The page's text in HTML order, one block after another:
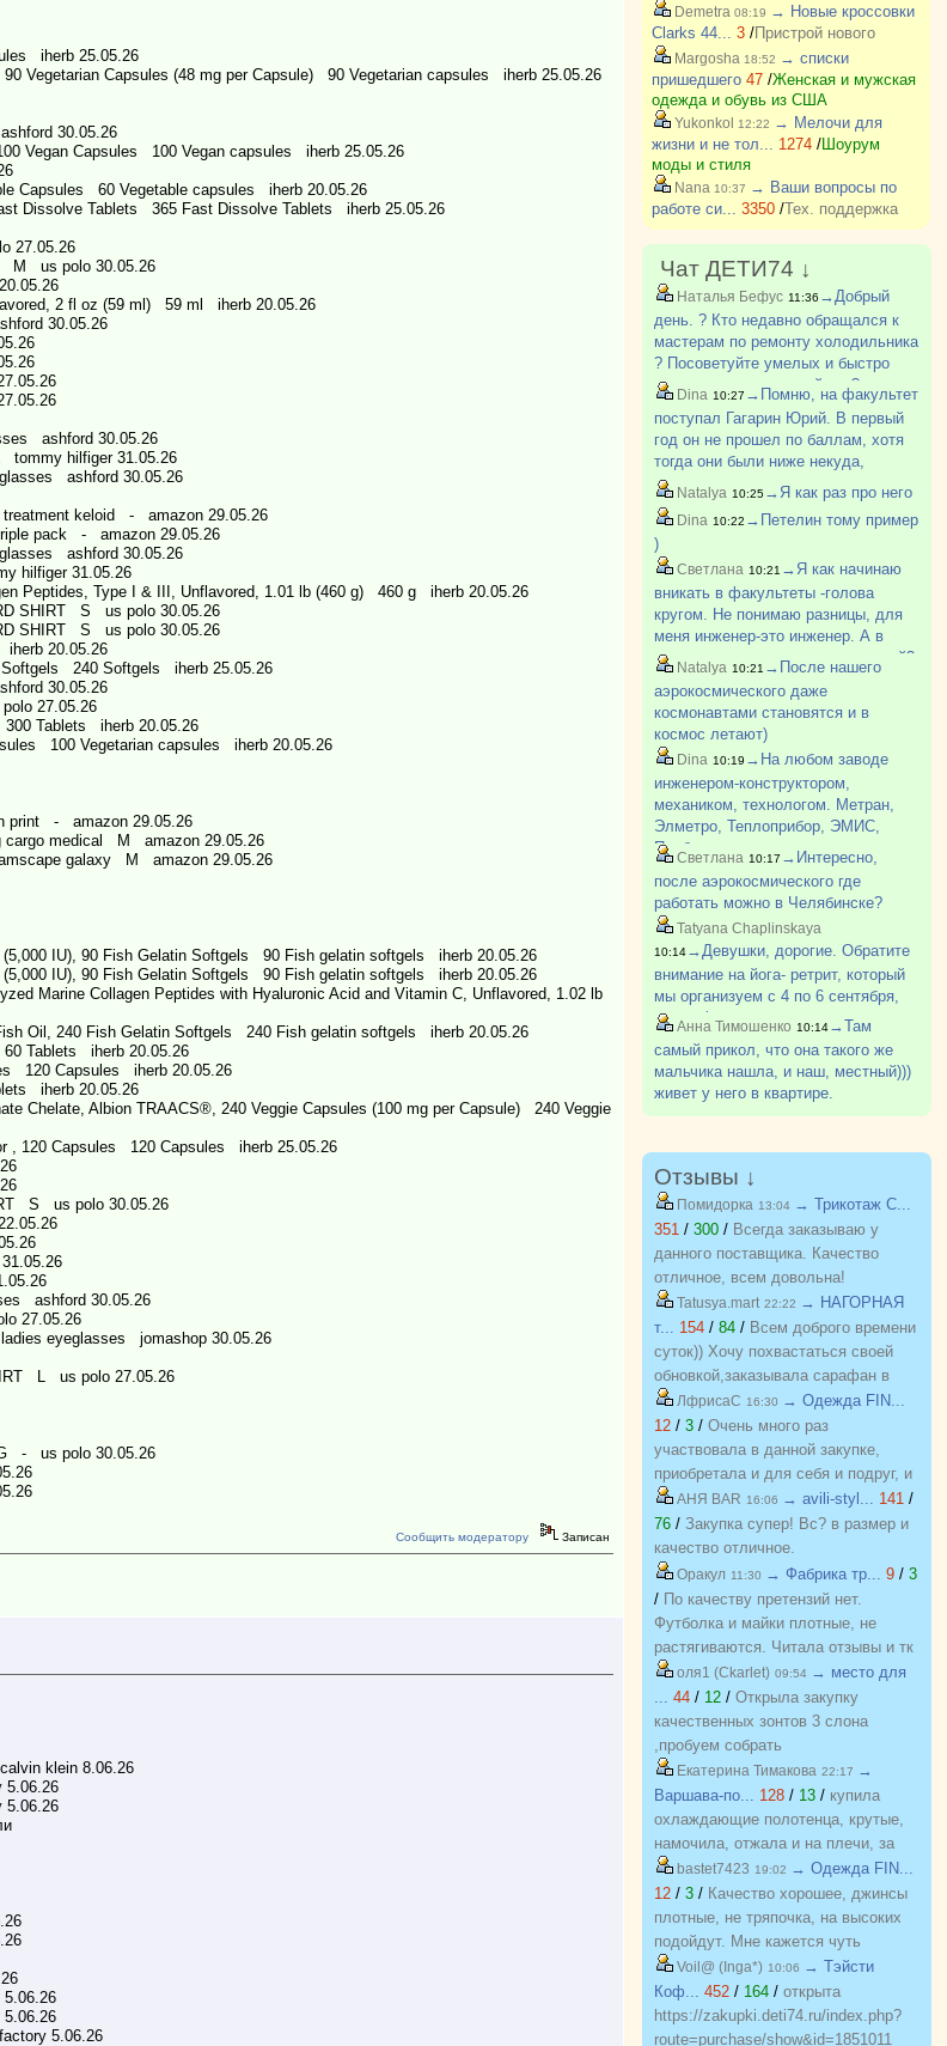
iherb 25.05.26
Vegetarian Capsules (48 mg per Capsule) 90 Vegetarian capsules iherb 25.05.26
30.05.26
Vegan Capsules 100 Vegan capsules iherb 25.05.26
Capsules 60 Vegetable capsules iherb 20.05.26
Dissolve Tablets 365 Fast Dissolve Tablets iherb 25.05.26
27.05.26
M us polo 30.05.26
2 fl oz (59 ml) 59 ml iherb 20.05.26
30.05.26
ashford 30.05.26
hilfiger 31.05.26
ashford 30.05.26
treatment keloid - amazon 29.05.26
pack - amazon 29.05.26
ashford 30.05.26
hilfiger 31.05.26
Peptides, Type I & III, Unflavored, 1.01 lb (460 g) 460 g iherb 20.05.26
SHIRT S us polo 30.05.26
SHIRT S us polo 30.05.26
20.05.26
Softgels 240 Softgels iherb 25.05.26
30.05.26
27.05.26
Tablets iherb 20.05.26
100 Vegetarian capsules iherb 20.05.26
print - amazon 29.05.26
cargo medical М amazon 29.05.26
galaxy М amazon 29.05.26
IU), 90 Fish Gelatin Softgels 90 Fish gelatin softgels iherb 20.05.26
IU), 90 Fish Gelatin Softgels 90 Fish gelatin softgels iherb 20.05.26
Marine Collagen Peptides with Hyaluronic Acid and Vitamin C, Unflavored, 1.02 lb
Oil, 240 Fish Gelatin Softgels 240 Fish gelatin softgels iherb 20.05.26
Tablets iherb 20.05.26
120 Capsules iherb 20.05.26
iherb 20.05.26
Chelate, Albion TRAACS®, 240 Veggie Capsules (100 mg per Capsule) 240 Veggie
, 120 Capsules 120 Capsules iherb 25.05.26
S us polo 30.05.26
ashford 30.05.26
27.05.26
eyeglasses jomashop 30.05.26
L us polo 27.05.26
- us polo 30.05.26
Сообщить модератору Записан
klein 8.06.26
5.06.26
Demetra 08:19 → Новые кроссовки
Clarks 44... 3/Пристрой нового
Margosha 18:52 → списки
пришедшего 47/Женская и мужская
одежда и обувь из США
Yukonkol 12:22 → Мелочи для
жизни и не тол... 1274/Шоурум
моды и стиля
Nana 10:37 → Ваши вопросы по
работе си... 3350/Тех. поддержка
Чат ДЕТИ74 ↓
Наталья Бефус 11:36 →Добрый
день. ? Кто недавно обращался к
мастерам по ремонту холодильника
? Посоветуйте умелых и быстро
приезжающих пожалуйста ?
Dina 10:27 →Помню, на факультет
поступал Гагарин Юрий. В первый
год он не прошел по баллам, хотя
тогда они были ниже некуда,
наверно самые низкие во всем
ЮУрГу. Вроде позже поступил, но
не знаю, окончил или нет
Natalya 10:25→Я как раз про него
Dina 10:22 →Петелин тому пример
)
Светлана 10:21 →Я как начинаю
вникать в факультеты -голова
кругом. Не понимаю разницы, для
меня инженер-это инженер. А в
каждом вузе столько направлений?
Natalya 10:21 →После нашего
аэрокосмического даже
космонавтами становятся и в
космос летают)
Dina 10:19 →На любом заводе
инженером-конструктором,
механиком, технологом. Метран,
Элметро, Теплоприбор, ЭМИС,
Прибор и тп
Светлана 10:17 →Интересно,
после аэрокосмического где
работать можно в Челябинске?
Tatyana Chaplinskaya
10:14→Девушки, дорогие. Обратите
внимание на йога- ретрит, который
мы организуем с 4 по 6 сентября,
вся информация в рубрике
Болталка . В возрасте "бабьего
лета", важно не только физическое,
но и ментальное здоровье.Мы
будем?
Анна Тимошенко 10:14→Там
самый прикол, что она такого же
мальчика нашла, и наш, местный)))
живет у него в квартире.
Отзывы ↓
Помидорка 13:04 → Трикотаж C...
351 / 300 / Всегда заказываю у
данного поставщика. Качество
отличное, всем довольна!
Tatusya.mart 22:22 → НАГОРНАЯ
т... 154 / 84 / Всем доброго времени
суток)) Хочу похвастаться своей
обновкой,заказывала сарафан в
закупке (Нагорная трикотаж) и
осталась в полном восторге от
качества)) Соответствие
размерности и качество Выше
всяких похвал))
ЛфрисаС 16:30 → Одежда FIN...
12 / 3 / Очень много раз
участвовала в данной закупке,
приобретала и для себя и подруг, и
джинсы, и джемпера, и платья, и
блузки, вещи качественные,
соответствуют размеру и
описанию, организатор умничка
всегда оперативно отвечает, с
удовольствием буду участвовать
еще!
АНЯ BAR 16:06 → avili-styl... 141 /
76 / Закупка супер! Вс? в размер и
качество отличное.
Оракул 11:30 → Фабрика тр... 9 / 3
/ По качеству претензий нет.
Футболка и майки плотные, не
растягиваются. Читала отзывы и тк
люблю не в облипку вещи, на свой
46р-р заказала все вещи 48, все
равно получилось в облипку, и на
мой взгляд на рост 165-168
женский, у меня 173 мне
коротковато, но ношу все вещи с
юбками не заправляя.
оля1 (Ckarlet) 09:54 → место для
... 44 / 12 / Открыла закупку
качественных зонтов 3 слона
,пробуем собрать
https://zakupki.deti74.ru/index.php?
route=purchase/show&id=1851321
Екатерина Тимакова 22:17 →
Варшава-по... 128 / 13 / купила
охлаждающие полотенца, крутые,
намочила, отжала и на плечи, за
счет сетчатого переплетения при
малейшем дуновении ветерка идет
приятное охлаждение. Мне очень
понравилось, рекомендую.
Отличные полотенца, мяконькие,
хорошо впитывают. Спасибо за
подарочек и что получилось учесть
пожелания по цвету!!! Отличный
bastet7423 19:02 → Одежда FIN...
12 / 3 / Качество хорошее, джинсы
плотные, не тряпочка, на высоких
подойдут. Мне кажется чуть
маломерят, для определения с
размером заказывала на вб. Мне 31
размер подошел на об 94, есть
небольшой запас, в талии чуть
Voil@ (Inga*) 10:06 → Тэйсти
Коф... 452 / 164 / открыта
https://zakupki.deti74.ru/index.php?
route=purchase/show&id=1851011